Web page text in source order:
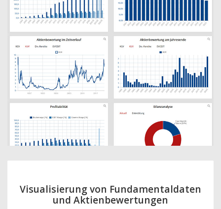
Visualisierung von Fundamentaldaten
und Aktienbewertungen